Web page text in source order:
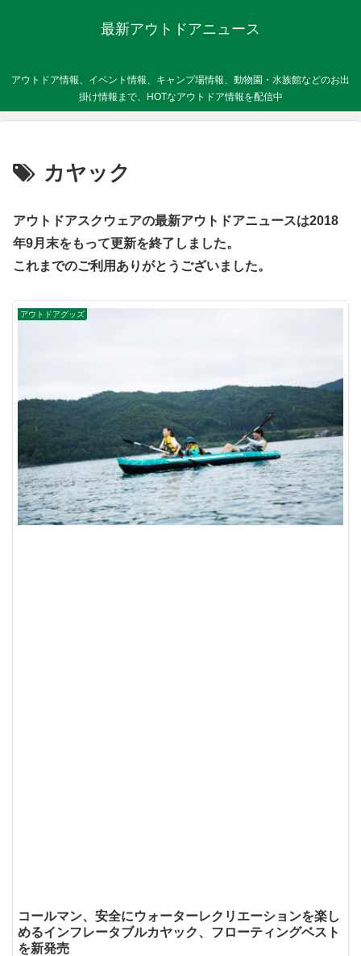
最新アウトドアニュース
アウトドア情報、イベント情報、キャンプ場情報、動物園・水族館などのお出
掛け情報まで、HOTなアウトドア情報を配信中
カヤック
アウトドアスクウェアの最新アウトドアニュースは2018
年9月末をもって更新を終了しました。
これまでのご利用ありがとうございました。
アウトドアグッズ
コールマン、安全にウォーターレクリエーションを楽し
めるインフレータブルカヤック、フローティングベスト
を新発売